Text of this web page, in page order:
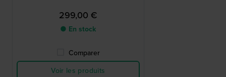
299,00 €
● En stock
Comparer
Voir les produits